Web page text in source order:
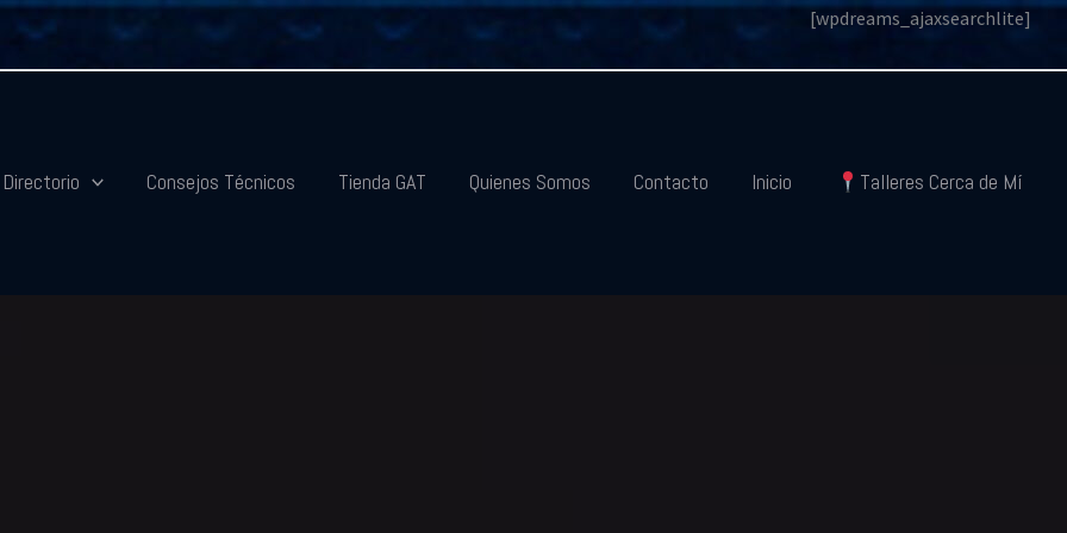
[wpdreams_ajaxsearchlite]
Directorio Consejos Técnicos Tienda GAT Quienes Somos Contacto Inicio Talleres Cerca de Mí